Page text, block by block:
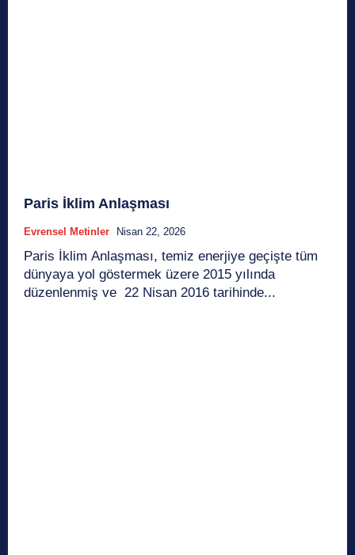
Paris İklim Anlaşması
Evrensel Metinler Nisan 22, 2026
Paris İklim Anlaşması, temiz enerjiye geçişte tüm
dünyaya yol göstermek üzere 2015 yılında
düzenlenmiş ve 22 Nisan 2016 tarihinde...